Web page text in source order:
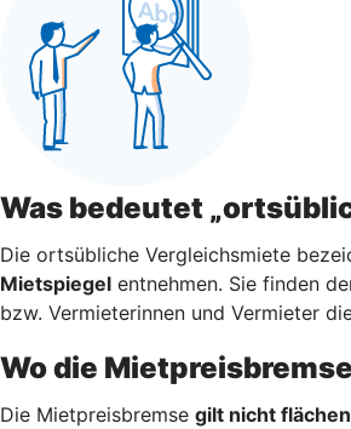
Was bedeutet
Die ortsübliche Vergleichsmiete
Mietspiegel entnehmen. Sie finden
bzw. Vermieterinnen und Vermieter
Wo die
Die Mietpreisbremse gilt nicht